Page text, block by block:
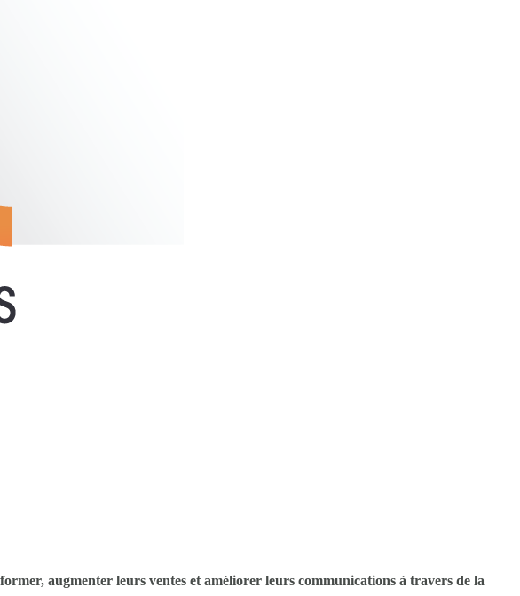
augmenter leurs ventes et améliorer leurs communications à travers de la